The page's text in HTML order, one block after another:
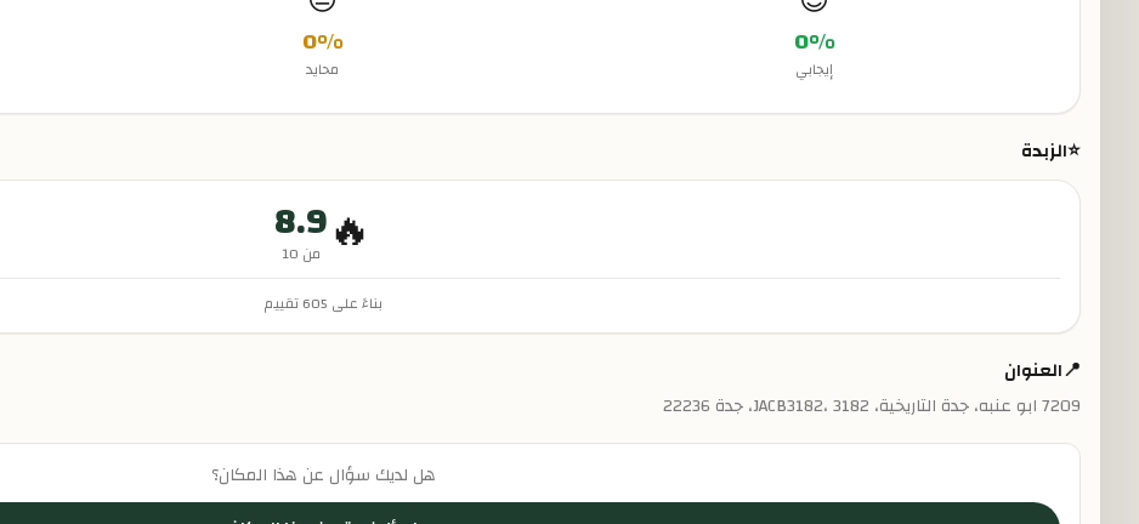
0%
إيجابي
0%
محايد
⭐الزبدة
🔥
8.9
من 10
بناءً على 605تقييم
📍العنوان
7209 ابو عنبه، جدة التاريخية، JACB3182، 3182، جدة 22236
هل لديك سؤال عن هذا المكان؟